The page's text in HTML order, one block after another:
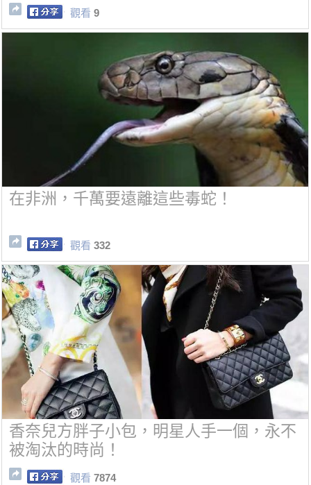
觀看 9
在非洲，千萬要遠離這些毒蛇！
觀看 332
香奈兒方胖子小包，明星人手一個，永不
被淘汰的時尚！
觀看 7874